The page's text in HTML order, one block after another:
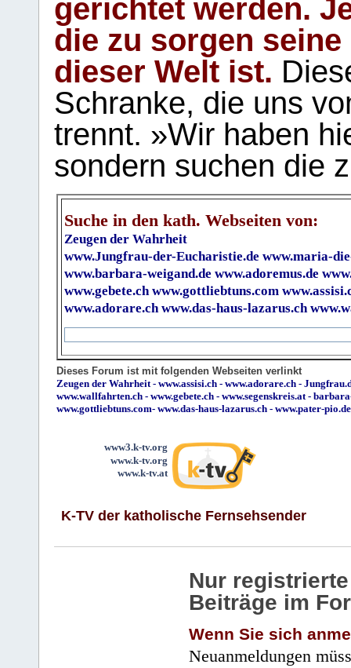
gerichtet werden.
die zu sorgen
dieser Welt ist.
Schranke, die uns
trennt. »Wir haben
sondern suchen die
Suche in den kath. Webseiten von:
Zeugen der Wahrheit
www.Jungfrau-der-Eucharistie.de www.maria-
www.barbara-weigand.de www.adoremus.de
www.gebete.ch www.gottliebtuns.com
www.adorare.ch www.das-haus-lazarus.ch
Dieses Forum ist mit folgenden Webseiten verlinkt
Zeugen der Wahrheit - www.assisi.ch - www.adorare.ch -
www.wallfahrten.ch - www.gebete.ch - www.segenskreis.at -
www.gottliebtuns.com- www.das-haus-lazarus.ch - www.pater-pio.de
www3.k-tv.org
www.k-tv.org
www.k-tv.at
K-TV der katholische Fernsehsender
Nur
Beiträge im
Wenn Sie sich
Neuanmeldungen